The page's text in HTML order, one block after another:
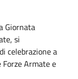
Giornata
si
celebrazione a
Armate e